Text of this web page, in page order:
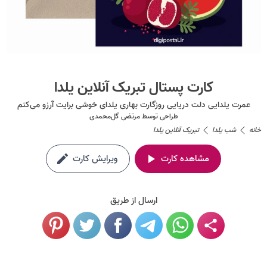
کارت پستال تبریک آنلاین یلدا
عمرت یلدایی دلت دریایی روزگارت بهاری یلدای خوشی برایت آرزو می‌کنم
طراحی توسطمرتضی گل‌محمدی
خانه
شب یلدا تبریک آنلاین یلدا
مشاهده کارت ویرایش کارت
ارسال از طریق